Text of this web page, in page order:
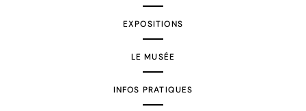
EXPOSITIONS
LE MUSÉE
INFOS PRATIQUES